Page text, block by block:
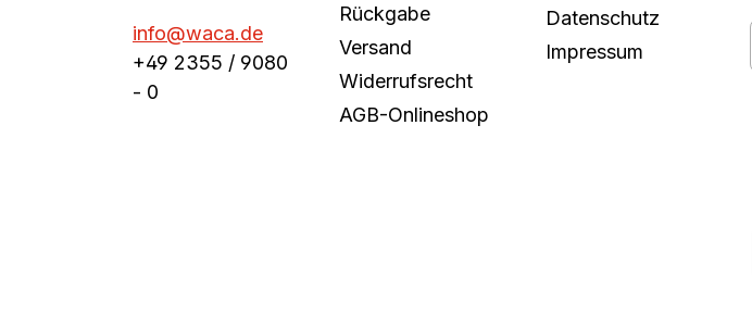
info@waca.de
+49 2355 / 9080
- 0
Rückgabe
Versand
Widerrufsrecht
AGB-Onlineshop
Datenschutz
Impressum